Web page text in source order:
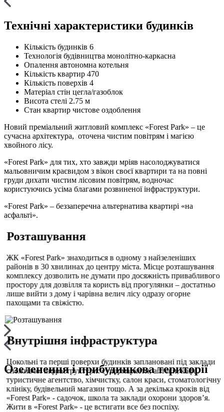
Технічні характеристики будинків
Кількість будинків 6
Технологія будівництва монолітно-каркасна
Опалення автономна котельня
Кількість квартир 470
Кількість поверхів 4
Матеріал стін цегла/газоблок
Висота стелі 2.75 м
Стан квартир чистове оздоблення
Новий преміальний житловий комплекс «Forest Park» – це
сучасна архітектура, оточена чистим повітрям і магією
хвойного лісу.
«Forest Park» для тих, хто завжди мріяв насолоджуватися
мальовничим краєвидом з вікон своєї квартири та на повні
груди дихати чистим лісовим повітрям, водночас
користуючись усіма благами розвиненої інфраструктури.
«Forest Park» – беззаперечна альтернатива квартирі «на
асфальті».
Розташування
ЖК «Forest Park» знаходиться в одному з найзеленіших
районів в 30 хвилинах до центру міста. Місце розташування
комплексу дозволить не думати про досяжність привабливого
простору для дозвілля та користь від прогулянки – достатньо
лише вийти з дому і чарівна велич лісу одразу огорне
пахощами та свіжістю.
Внутрішня інфраструктура
Цокольні та перші поверхи будинків заплановані під заклади
споживчої інфраструктури: супермаркети, аптеки, кафе,
туристичне агентство, хімчистку, салон краси, стоматологічну
клініку, будівельний магазин тощо. А за декілька кроків від
«Forest Park» - садочок, школа та заклади охорони здоров’я.
Жити в «Forest Park» - це встигати все без поспіху.
Озеленення і прибудинкова території